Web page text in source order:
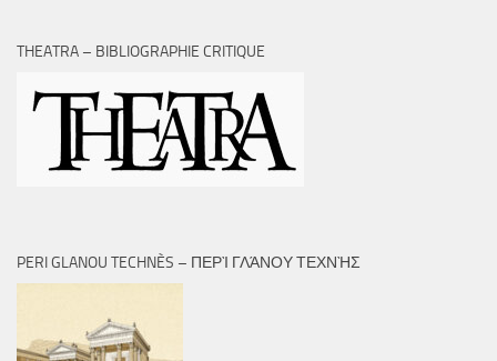
THEATRA – BIBLIOGRAPHIE CRITIQUE
PERI GLANOU TECHNÈS – ΠΕΡῚ ΓΛΆΝΟΥ ΤΕΧΝῊΣ